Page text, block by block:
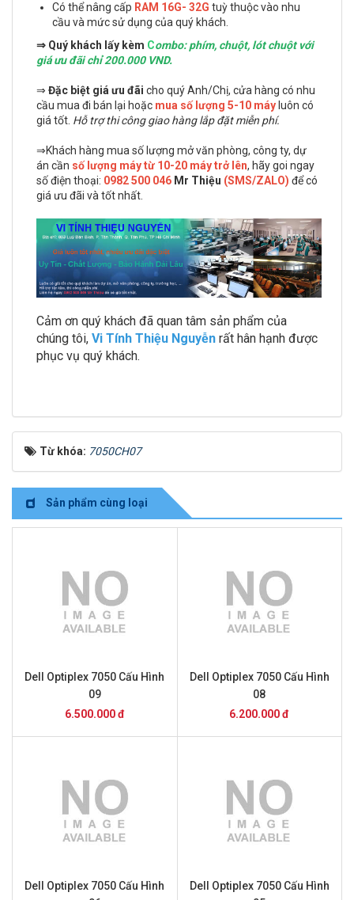
Có thể nâng cấp RAM 16G- 32G tuỳ thuộc vào nhu
cầu và mức sử dụng của quý khách.
⇒ Quý khách lấy kèm Combo: phím, chuột, lót chuột với
giá ưu đãi chỉ 200.000 VND.
⇒ Đặc biệt giá ưu đãi cho quý Anh/Chị, cửa hàng có nhu
cầu mua đi bán lại hoặc mua số lượng 5-10 máy luôn có
giá tốt. Hỗ trợ thi công giao hàng lắp đặt miễn phí.
⇒Khách hàng mua số lượng mở văn phòng, công ty, dự
án cần số lượng máy từ 10-20 máy trở lên, hãy goi ngay
số điện thoại: 0982 500 046 Mr Thiệu (SMS/ZALO) để có
giá ưu đãi và tốt nhất.
Cảm ơn quý khách đã quan tâm sản phẩm của
chúng tôi, Vi Tính Thiệu Nguyễn rất hân hạnh được
phục vụ quý khách.
Từ khóa: 7050CH07
Sản phẩm cùng loại
Dell Optiplex 7050 Cấu Hình
09
6.500.000 đ
Dell Optiplex 7050 Cấu Hình
08
6.200.000 đ
Dell Optiplex 7050 Cấu Hình
Dell Optiplex 7050 Cấu Hình